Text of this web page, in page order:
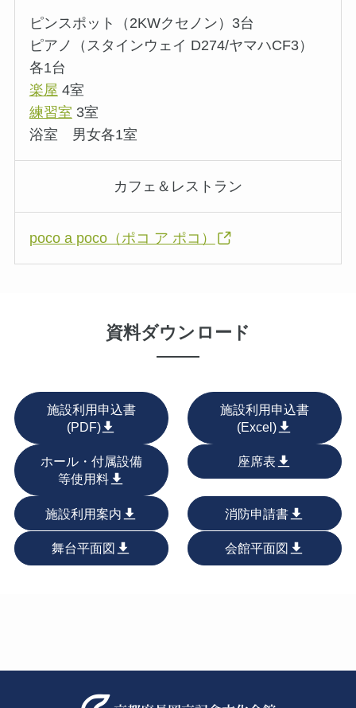
ピンスポット（2KWクセノン）3台
ピアノ（スタインウェイ D274/ヤマハCF3）
各1台
楽屋 4室
練習室 3室
浴室 男女各1室
カフェ＆レストラン
poco a poco（ポコ ア ポコ）
資料ダウンロード
施設利用申込書
(PDF)
ホール・付属設備
等使用料
施設利用申込書
(Excel)
座席表
施設利用案内
舞台平面図
消防申請書
会館平面図